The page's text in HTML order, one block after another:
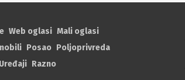
Web oglasi Mali oglasi
Posao Poljoprivreda
Uređaji Razno